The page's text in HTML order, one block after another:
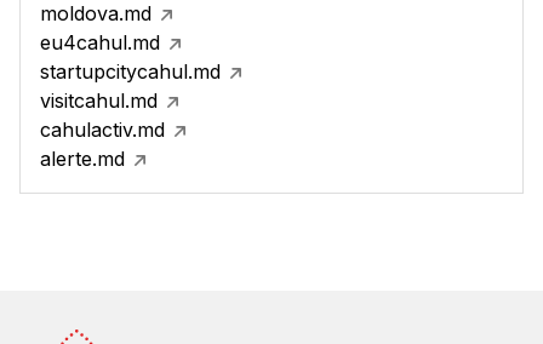
moldova.md
eu4cahul.md
startupcitycahul.md
visitcahul.md
cahulactiv.md
alerte.md